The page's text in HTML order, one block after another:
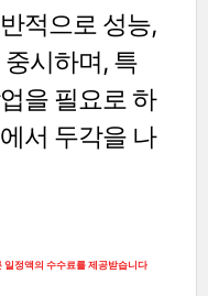
적으로 성능,
시하며, 특
을 필요로 하
서 두각을 나
일정액의 수수료를 제공받습니다